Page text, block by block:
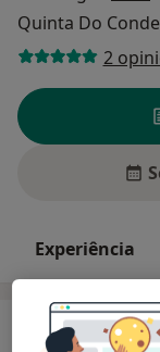
Quinta Do Conde
2
Experiência
Experiência